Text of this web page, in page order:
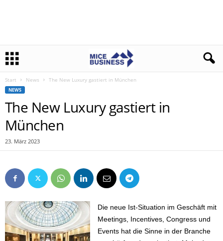
Start News The New Luxury gastiert in München
NEWS
The New Luxury gastiert in
München
23. März 2023
Die neue Ist-Situation im Geschäft mit
Meetings, Incentives, Congress und
Events hat die Sinne in der Branche